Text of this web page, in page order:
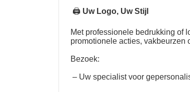
🖨 Uw Logo, Uw Stijl
Met professionele bedrukking of
promotionele acties, vakbeurzen
Bezoek:
– Uw specialist voor